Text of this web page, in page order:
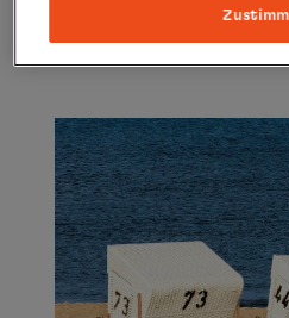
Cruises, Tel: +49 40
presse@hl-cruises.com